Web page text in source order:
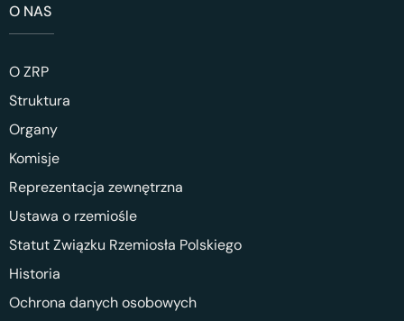
O NAS
O ZRP
Struktura
Organy
Komisje
Reprezentacja zewnętrzna
Ustawa o rzemiośle
Statut Związku Rzemiosła Polskiego
Historia
Ochrona danych osobowych